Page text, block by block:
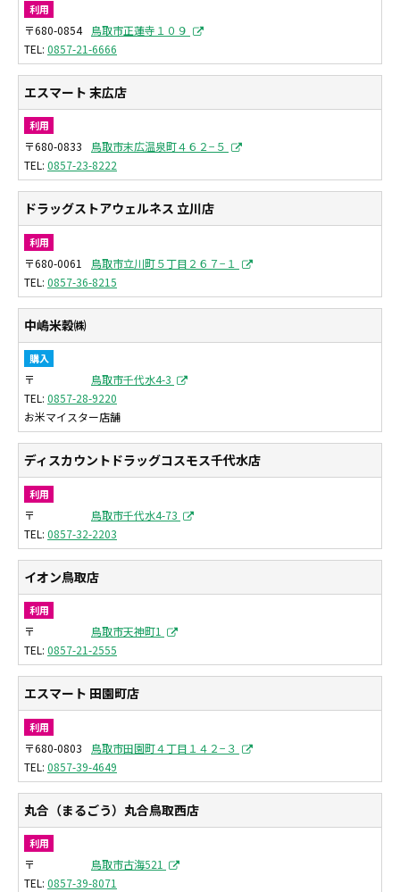
利用
〒680-0854
鳥取市正蓮寺１０９
0857-21-6666
エスマート 末広店
利用
〒680-0833
鳥取市末広温泉町４６２−５
0857-23-8222
ドラッグストアウェルネス 立川店
利用
〒680-0061
鳥取市立川町５丁目２６７−１
0857-36-8215
中嶋米穀㈱
購入
〒
鳥取市千代水4-3
0857-28-9220
お米マイスター店舗
ディスカウントドラッグコスモス千代水店
利用
〒
鳥取市千代水4-73
0857-32-2203
イオン鳥取店
利用
〒
鳥取市天神町1
0857-21-2555
エスマート 田園町店
利用
〒680-0803
鳥取市田園町４丁目１４２−３
0857-39-4649
丸合（まるごう）丸合鳥取西店
利用
〒
鳥取市古海521
0857-39-8071